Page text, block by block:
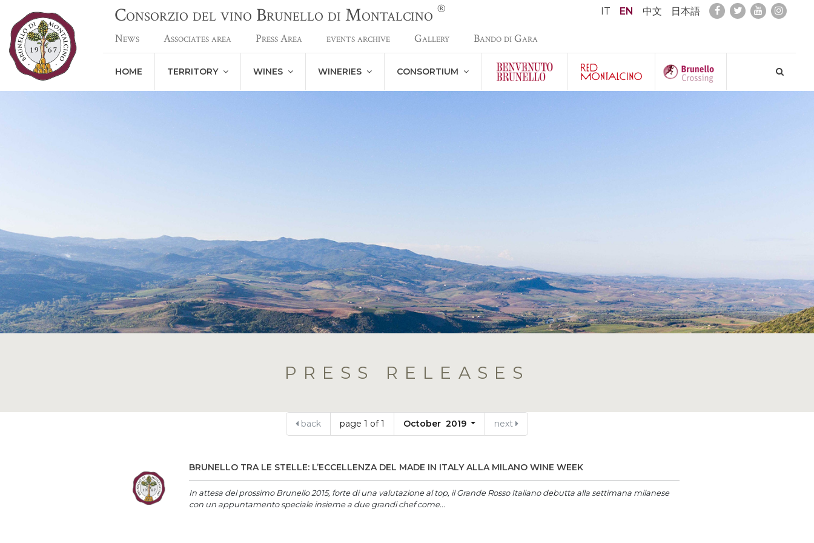
Consorzio del vino Brunello di Montalcino ® IT EN 中文 日本語
News Associates area Press Area events archive Gallery Bando di Gara
HOME TERRITORY WINES WINERIES CONSORTIUM
PRESS RELEASES
back page 1 of 1 October 2019 next
BRUNELLO TRA LE STELLE: L’ECCELLENZA DEL MADE IN ITALY ALLA MILANO WINE WEEK
In attesa del prossimo Brunello 2015, forte di una valutazione al top, il Grande Rosso Italiano debutta alla settimana milanese
con un appuntamento speciale insieme a due grandi chef come...